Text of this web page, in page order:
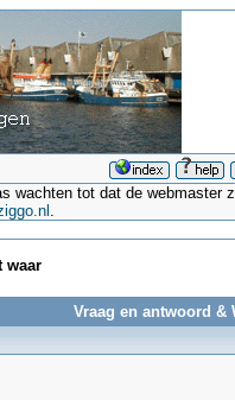
wachten tot dat de
.
waar
Vraag en antwoord &